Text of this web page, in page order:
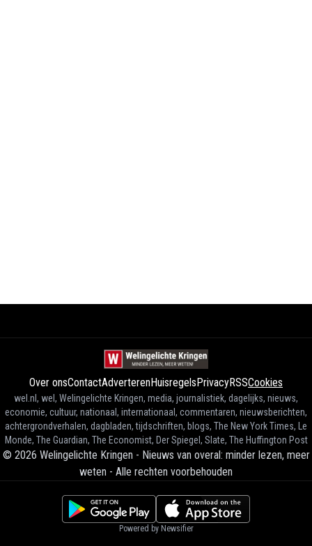
Over onsContactAdverterenHuisregelsPrivacyRSSCookies
wel.nl, wel, Welingelichte Kringen, media, journalistiek, dagelijks, nieuws,
economie, cultuur, nationaal, internationaal, commentaren, nieuwsberichten,
achtergrondverhalen, dagbladen, tijdschriften, blogs, The New York Times, Le
Monde, The Guardian, The Economist, Der Spiegel, Slate, The Huffington Post
© 2026 Welingelichte Kringen - Nieuws van overal: minder lezen, meer
weten - Alle rechten voorbehouden
Powered by Newsifier